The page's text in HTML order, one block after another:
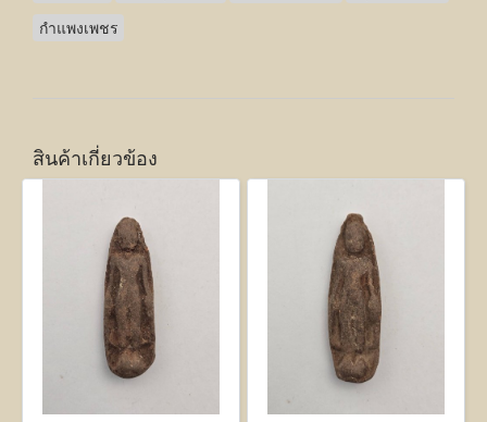
กำแพงเพชร
สินค้าเกี่ยวข้อง